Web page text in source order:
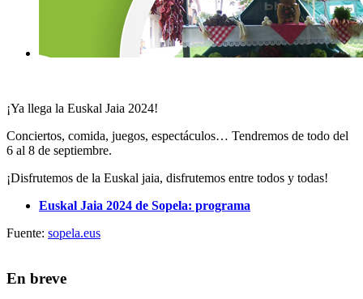
¡Ya llega la Euskal Jaia 2024!
Conciertos, comida, juegos, espectáculos… Tendremos de todo del
6 al 8 de septiembre.
¡Disfrutemos de la Euskal jaia, disfrutemos entre todos y todas!
Euskal Jaia 2024 de Sopela: programa
Fuente: sopela.eus
En breve